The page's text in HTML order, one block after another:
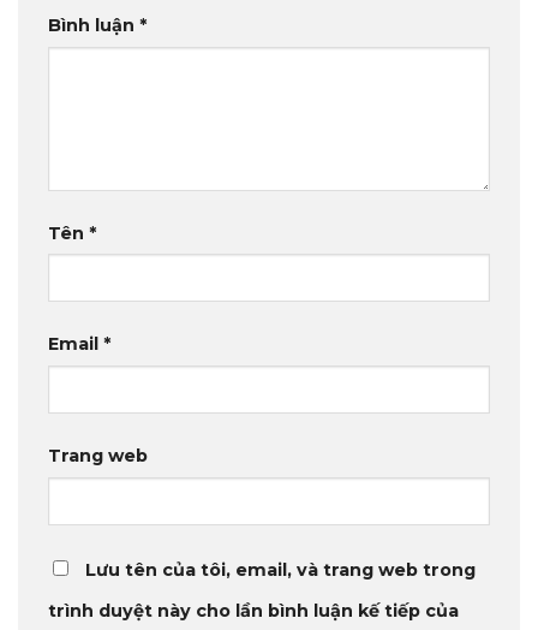
Bình luận *
Tên *
Email *
Trang web
Lưu tên của tôi, email, và trang web trong
trình duyệt này cho lần bình luận kế tiếp của